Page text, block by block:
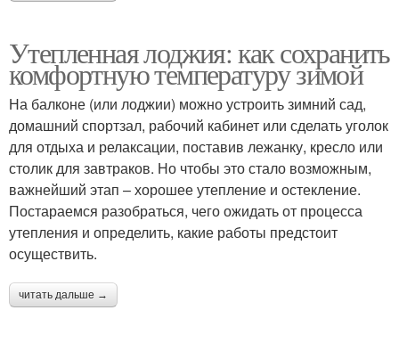
Утепленная лоджия: как сохранить
комфортную температуру зимой
На балконе (или лоджии) можно устроить зимний сад,
домашний спортзал, рабочий кабинет или сделать уголок
для отдыха и релаксации, поставив лежанку, кресло или
столик для завтраков. Но чтобы это стало возможным,
важнейший этап – хорошее утепление и остекление.
Постараемся разобраться, чего ожидать от процесса
утепления и определить, какие работы предстоит
осуществить.
читать дальше →